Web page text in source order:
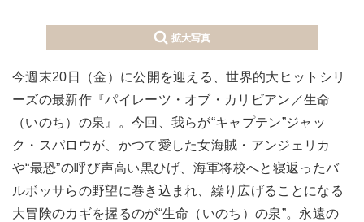
拡大写真
今週末20日（金）に公開を迎える、世界的大ヒットシリ
ーズの最新作『パイレーツ・オブ・カリビアン／生命
（いのち）の泉』。今回、我らが“キャプテン”ジャッ
ク・スパロウが、かつて愛した女海賊・アンジェリカ
や“最恐”の呼び声高い黒ひげ、海軍将校へと寝返ったバ
ルボッサらの野望に巻き込まれ、繰り広げることになる
大冒険のカギを握るのが“生命（いのち）の泉”。永遠の